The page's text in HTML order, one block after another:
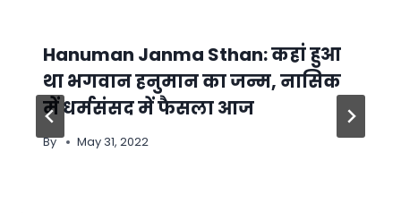
Hanuman Janma Sthan: कहां हुआ
था भगवान हनुमान का जन्म, नासिक
में धर्मसंसद में फैसला आज
By May 31, 2022